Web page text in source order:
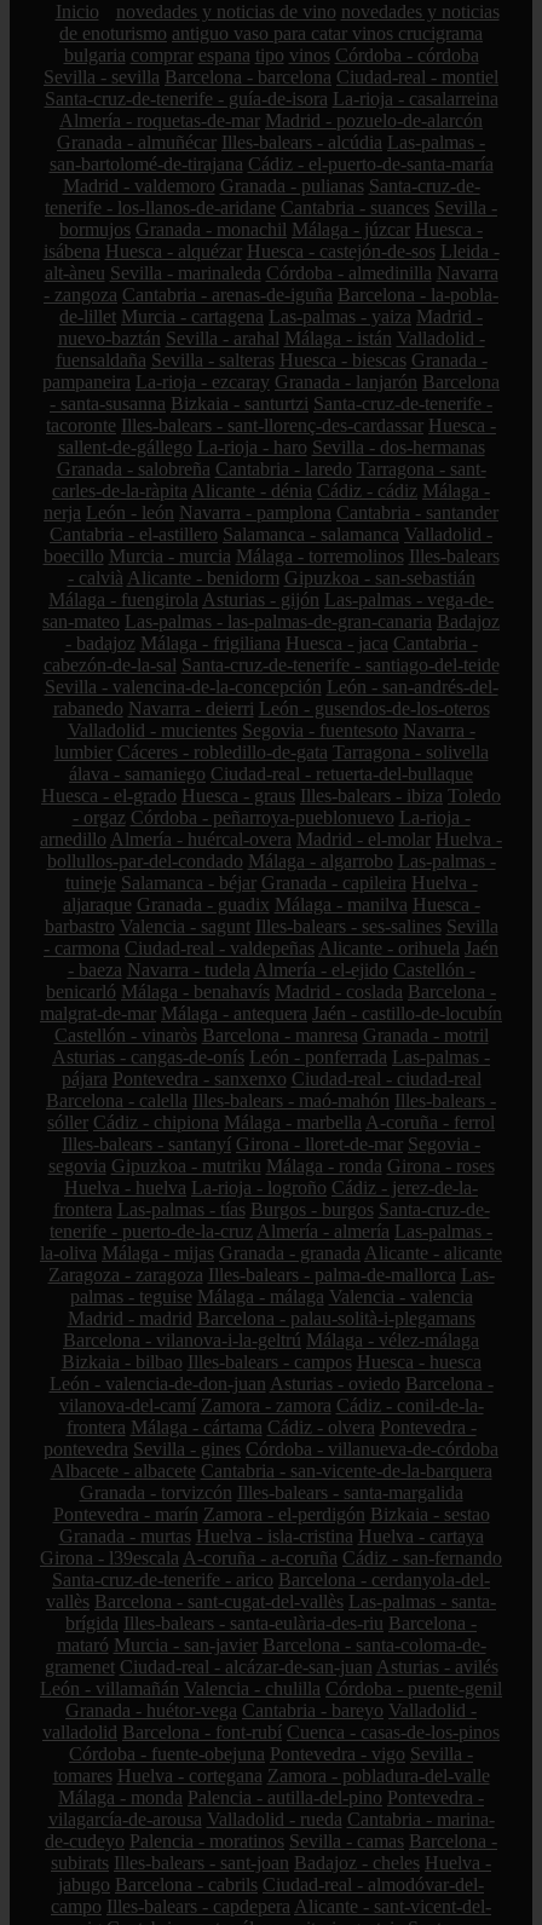
Inicio novedades y noticias de vino novedades y noticias
de enoturismo antiguo vaso para catar vinos crucigrama
bulgaria comprar espana tipo vinos Córdoba - córdoba
Sevilla - sevilla Barcelona - barcelona Ciudad-real - montiel
Santa-cruz-de-tenerife - guía-de-isora La-rioja - casalarreina
Almería - roquetas-de-mar Madrid - pozuelo-de-alarcón
Granada - almuñécar Illes-balears - alcúdia Las-palmas -
san-bartolomé-de-tirajana Cádiz - el-puerto-de-santa-maría
Madrid - valdemoro Granada - pulianas Santa-cruz-de-
tenerife - los-llanos-de-aridane Cantabria - suances Sevilla -
bormujos Granada - monachil Málaga - júzcar Huesca -
isábena Huesca - alquézar Huesca - castejón-de-sos Lleida -
alt-àneu Sevilla - marinaleda Córdoba - almedinilla Navarra
- zangoza Cantabria - arenas-de-iguña Barcelona - la-pobla-
de-lillet Murcia - cartagena Las-palmas - yaiza Madrid -
nuevo-baztán Sevilla - arahal Málaga - istán Valladolid -
fuensaldaña Sevilla - salteras Huesca - biescas Granada -
pampaneira La-rioja - ezcaray Granada - lanjarón Barcelona
- santa-susanna Bizkaia - santurtzi Santa-cruz-de-tenerife -
tacoronte Illes-balears - sant-llorenç-des-cardassar Huesca -
sallent-de-gállego La-rioja - haro Sevilla - dos-hermanas
Granada - salobreña Cantabria - laredo Tarragona - sant-
carles-de-la-ràpita Alicante - dénia Cádiz - cádiz Málaga -
nerja León - león Navarra - pamplona Cantabria - santander
Cantabria - el-astillero Salamanca - salamanca Valladolid -
boecillo Murcia - murcia Málaga - torremolinos Illes-balears
- calvià Alicante - benidorm Gipuzkoa - san-sebastián
Málaga - fuengirola Asturias - gijón Las-palmas - vega-de-
san-mateo Las-palmas - las-palmas-de-gran-canaria Badajoz
- badajoz Málaga - frigiliana Huesca - jaca Cantabria -
cabezón-de-la-sal Santa-cruz-de-tenerife - santiago-del-teide
Sevilla - valencina-de-la-concepción León - san-andrés-del-
rabanedo Navarra - deierri León - gusendos-de-los-oteros
Valladolid - mucientes Segovia - fuentesoto Navarra -
lumbier Cáceres - robledillo-de-gata Tarragona - solivella
álava - samaniego Ciudad-real - retuerta-del-bullaque
Huesca - el-grado Huesca - graus Illes-balears - ibiza Toledo
- orgaz Córdoba - peñarroya-pueblonuevo La-rioja -
arnedillo Almería - huércal-overa Madrid - el-molar Huelva -
bollullos-par-del-condado Málaga - algarrobo Las-palmas -
tuineje Salamanca - béjar Granada - capileira Huelva -
aljaraque Granada - guadix Málaga - manilva Huesca -
barbastro Valencia - sagunt Illes-balears - ses-salines Sevilla
- carmona Ciudad-real - valdepeñas Alicante - orihuela Jaén
- baeza Navarra - tudela Almería - el-ejido Castellón -
benicarló Málaga - benahavís Madrid - coslada Barcelona -
malgrat-de-mar Málaga - antequera Jaén - castillo-de-locubín
Castellón - vinaròs Barcelona - manresa Granada - motril
Asturias - cangas-de-onís León - ponferrada Las-palmas -
pájara Pontevedra - sanxenxo Ciudad-real - ciudad-real
Barcelona - calella Illes-balears - maó-mahón Illes-balears -
sóller Cádiz - chipiona Málaga - marbella A-coruña - ferrol
Illes-balears - santanyí Girona - lloret-de-mar Segovia -
segovia Gipuzkoa - mutriku Málaga - ronda Girona - roses
Huelva - huelva La-rioja - logroño Cádiz - jerez-de-la-
frontera Las-palmas - tías Burgos - burgos Santa-cruz-de-
tenerife - puerto-de-la-cruz Almería - almería Las-palmas -
la-oliva Málaga - mijas Granada - granada Alicante - alicante
Zaragoza - zaragoza Illes-balears - palma-de-mallorca Las-
palmas - teguise Málaga - málaga Valencia - valencia
Madrid - madrid Barcelona - palau-solità-i-plegamans
Barcelona - vilanova-i-la-geltrú Málaga - vélez-málaga
Bizkaia - bilbao Illes-balears - campos Huesca - huesca
León - valencia-de-don-juan Asturias - oviedo Barcelona -
vilanova-del-camí Zamora - zamora Cádiz - conil-de-la-
frontera Málaga - cártama Cádiz - olvera Pontevedra -
pontevedra Sevilla - gines Córdoba - villanueva-de-córdoba
Albacete - albacete Cantabria - san-vicente-de-la-barquera
Granada - torvizcón Illes-balears - santa-margalida
Pontevedra - marín Zamora - el-perdigón Bizkaia - sestao
Granada - murtas Huelva - isla-cristina Huelva - cartaya
Girona - l39escala A-coruña - a-coruña Cádiz - san-fernando
Santa-cruz-de-tenerife - arico Barcelona - cerdanyola-del-
vallès Barcelona - sant-cugat-del-vallès Las-palmas - santa-
brígida Illes-balears - santa-eulària-des-riu Barcelona -
mataró Murcia - san-javier Barcelona - santa-coloma-de-
gramenet Ciudad-real - alcázar-de-san-juan Asturias - avilés
León - villamañán Valencia - chulilla Córdoba - puente-genil
Granada - huétor-vega Cantabria - bareyo Valladolid -
valladolid Barcelona - font-rubí Cuenca - casas-de-los-pinos
Córdoba - fuente-obejuna Pontevedra - vigo Sevilla -
tomares Huelva - cortegana Zamora - pobladura-del-valle
Málaga - monda Palencia - autilla-del-pino Pontevedra -
vilagarcía-de-arousa Valladolid - rueda Cantabria - marina-
de-cudeyo Palencia - moratinos Sevilla - camas Barcelona -
subirats Illes-balears - sant-joan Badajoz - cheles Huelva -
jabugo Barcelona - cabrils Ciudad-real - almodóvar-del-
campo Illes-balears - capdepera Alicante - sant-vicent-del-